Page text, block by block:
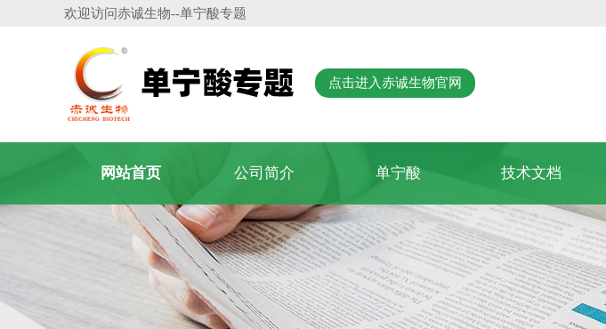
欢迎访问赤诚生物--单宁酸专题
点击进入赤诚生物官网
网站首页 公司简介 单宁酸 技术文档